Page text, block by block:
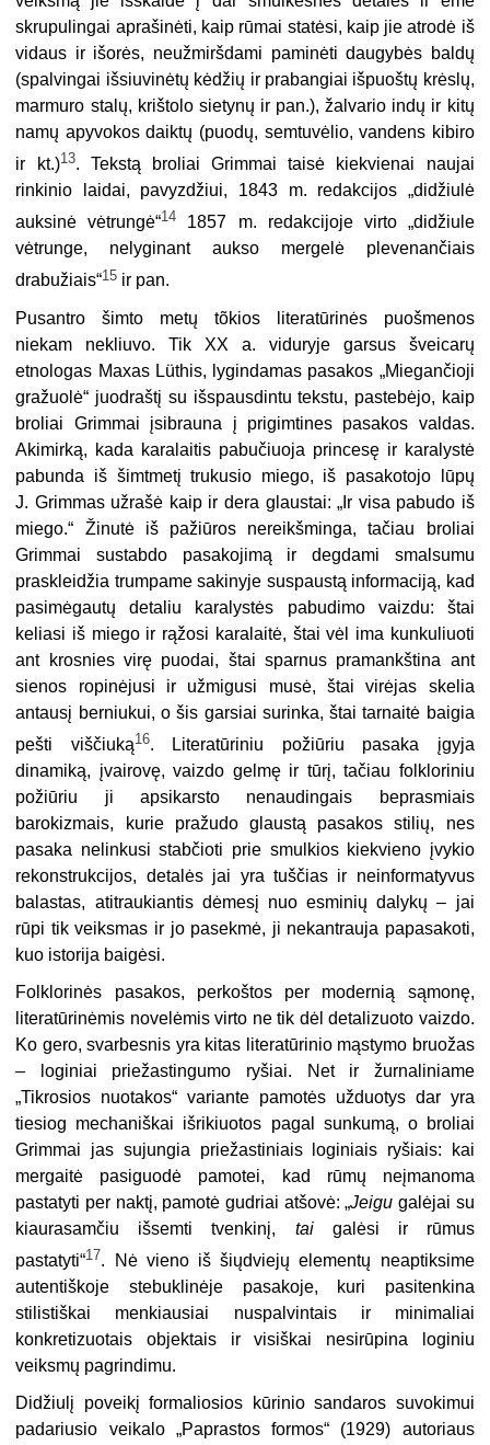
skrupulingai aprašinėti, kaip rūmai statėsi, kaip jie atrodė iš
vidaus ir išorės, neužmiršdami paminėti daugybės baldų
(spalvingai išsiuvinėtų kėdžių ir prabangiai išpuoštų krėslų,
marmuro stalų, krištolo sietynų ir pan.), žalvario indų ir kitų
namų apyvokos daiktų (puodų, semtuvėlio, vandens kibiro
ir kt.)13. Tekstą broliai Grimmai taisė kiekvienai naujai
rinkinio laidai, pavyzdžiui, 1843 m. redakcijos „didžiulė
auksinė vėtrungė“14 1857 m. redakcijoje virto „didžiule
vėtrunge, nelyginant aukso mergelė plevenančiais
drabužiais“15 ir pan.
Pusantro šimto metų tõkios literatūrinės puošmenos
niekam nekliuvo. Tik XX a. viduryje garsus šveicarų
etnologas Maxas Lüthis, lygindamas pasakos „Miegančioji
gražuolė“ juodraštį su išspausdintu tekstu, pastebėjo, kaip
broliai Grimmai įsibrauna į prigimtines pasakos valdas.
Akimirką, kada karalaitis pabučiuoja princesę ir karalystė
pabunda iš šimtmetį trukusio miego, iš pasakotojo lūpų
J. Grimmas užrašė kaip ir dera glaustai: „Ir visa pabudo iš
miego.“ Žinutė iš pažiūros nereikšminga, tačiau broliai
Grimmai sustabdo pasakojimą ir degdami smalsumu
praskleidžia trumpame sakinyje suspaustą informaciją, kad
pasimėgautų detaliu karalystės pabudimo vaizdu: štai
keliasi iš miego ir rąžosi karalaitė, štai vėl ima kunkuliuoti
ant krosnies virę puodai, štai sparnus pramankština ant
sienos ropinėjusi ir užmigusi musė, štai virėjas skelia
antausį berniukui, o šis garsiai surinka, štai tarnaitė baigia
pešti viščiuką16. Literatūriniu požiūriu pasaka įgyja
dinamiką, įvairovę, vaizdo gelmę ir tūrį, tačiau folkloriniu
požiūriu ji apsikarsto nenaudingais beprasmiais
barokizmais, kurie pražudo glaustą pasakos stilių, nes
pasaka nelinkusi stabčioti prie smulkios kiekvieno įvykio
rekonstrukcijos, detalės jai yra tuščias ir neinformatyvus
balastas, atitraukiantis dėmesį nuo esminių dalykų – jai
rūpi tik veiksmas ir jo pasekmė, ji nekantrauja papasakoti,
kuo istorija baigėsi.
Folklorinės pasakos, perkoštos per modernią sąmonę,
literatūrinėmis novelėmis virto ne tik dėl detalizuoto vaizdo.
Ko gero, svarbesnis yra kitas literatūrinio mąstymo bruožas
– loginiai priežastingumo ryšiai. Net ir žurnaliniame
„Tikrosios nuotakos“ variante pamotės užduotys dar yra
tiesiog mechaniškai išrikiuotos pagal sunkumą, o broliai
Grimmai jas sujungia priežastiniais loginiais ryšiais: kai
mergaitė pasiguodė pamotei, kad rūmų neįmanoma
pastatyti per naktį, pamotė gudriai atšovė: „Jeigu galėjai su
kiaurasamčiu išsemti tvenkinį, taigalėsi ir rūmus
pastatyti“17. Nė vieno iš šiųdviejų elementų neaptiksime
autentiškoje stebuklinėje pasakoje, kuri pasitenkina
stilistiškai menkiausiai nuspalvintais ir minimaliai
konkretizuotais objektais ir visiškai nesirūpina loginiu
veiksmų pagrindimu.
Didžiulį poveikį formaliosios kūrinio sandaros suvokimui
padariusio veikalo „Paprastos formos“ (1929) autoriaus